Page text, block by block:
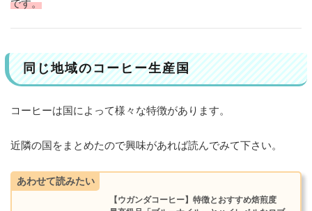
です。
同じ地域のコーヒー生産国
コーヒーは国によって様々な特徴があります。
近隣の国をまとめたので興味があれば読んでみて下さい。
あわせて読みたい
【ウガンダコーヒー】特徴とおすすめ焙煎度